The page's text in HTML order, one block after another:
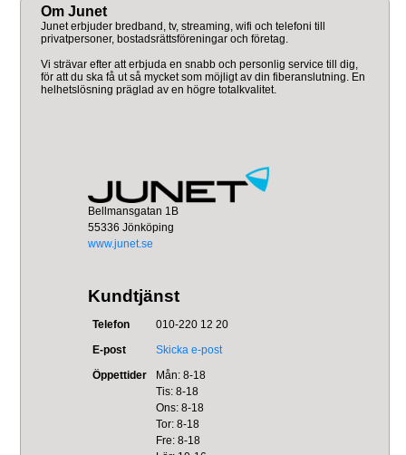
Om Junet
Junet erbjuder bredband, tv, streaming, wifi och telefoni till
privatpersoner, bostadsrättsföreningar och företag.
Vi strävar efter att erbjuda en snabb och personlig service till dig,
för att du ska få ut så mycket som möjligt av din fiberanslutning. En
helhetslösning präglad av en högre totalkvalitet.
Bellmansgatan 1B
55336 Jönköping
www.junet.se
Kundtjänst
Telefon
010-220 12 20
E-post
Skicka e-post
Öppettider
Mån: 8-18
Tis: 8-18
Ons: 8-18
Tor: 8-18
Fre: 8-18